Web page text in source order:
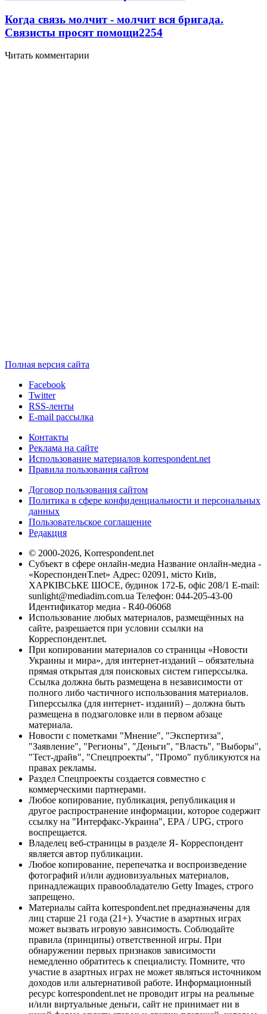
Когда связь молчит - молчит вся бригада.
Связисты просят помощи2254
Читать комментарии
Полная версия сайта
Facebook
Twitter
RSS-ленты
E-mail рассылка
Контакты
Реклама на сайте
Использование материалов korrespondent.net
Правила пользования сайтом
Договор пользования сайтом
Политика в сфере конфиденциальности и персональных
данных
Пользовательское соглашение
Редакция
© 2000-2026, Korrespondent.net
Субъект в сфере онлайн-медиа Название онлайн-медиа -
«КореспонденТ.net» Адрес: 02091, місто Київ,
ХАРКІВСЬКЕ ШОСЕ, будинок 172-Б, офіс 208/1 E-mail:
sunlight@mediadim.com.ua Телефон: 044-205-43-00
Идентификатор медиа - R40-06068
Использование любых материалов, размещённых на
сайте, разрешается при условии ссылки на
Корреспондент.net.
При копировании материалов со страницы «Новости
Украины и мира», для интернет-изданий – обязательна
прямая открытая для поисковых систем гиперссылка.
Ссылка должна быть размещена в независимости от
полного либо частичного использования материалов.
Гиперссылка (для интернет- изданий) – должна быть
размещена в подзаголовке или в первом абзаце
материала.
Новости с пометками "Мнение", "Экспертиза",
"Заявление", "Регионы", "Деньги", "Власть", "Выборы",
"Тест-драйв", "Спецпроекты", "Промо" публикуются на
правах рекламы.
Раздел Спецпроекты создается совместно с
коммерческими партнерами.
Любое копирование, публикация, републикация и
другое распространение информации, которое содержит
ссылку на "Интерфакс-Украина", EPA / UPG, строго
воспрещается.
Владелец веб-страницы в разделе Я- Корреспондент
является автор публикации.
Любое копирование, перепечатка и воспроизведение
фотографий и/или аудиовизуальных материалов,
принадлежащих правообладателю Getty Images, строго
запрещено.
Материалы сайта korrespondent.net предназначены для
лиц старше 21 года (21+). Участие в азартных играх
может вызвать игровую зависимость. Соблюдайте
правила (принципы) ответственной игры. При
обнаружении первых признаков зависимости
немедленно обратитесь к специалисту. Помните, что
участие в азартных играх не может являться источником
доходов или альтернативой работе. Информационный
ресурс korrespondent.net не проводит игры на реальные
и/или виртуальные деньги, сайт не принимает ни в